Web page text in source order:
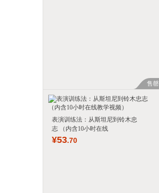
售罄
表演训练法：从斯坦尼到铃木忠
志 （内含10小时在线
¥53.70